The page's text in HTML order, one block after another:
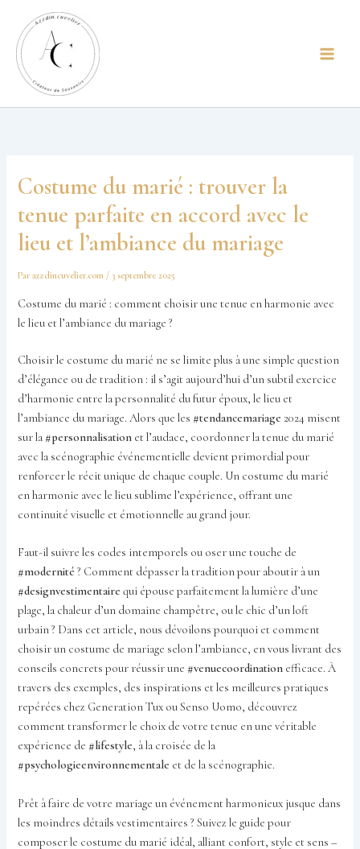
principal
contenu
Costume du marié : trouver la
tenue parfaite en accord avec le
lieu et l’ambiance du mariage
Parazzdincuvelier.com /3 septembre 2025
Costume du marié : comment choisir une tenue en harmonie avec
le lieu et l’ambiance du mariage ?
Choisir le costume du marié ne se limite plus à une simple question
d’élégance ou de tradition : il s’agit aujourd’hui d’un subtil exercice
d’harmonie entre la personnalité du futur époux, le lieu et
l’ambiance du mariage. Alors que les #tendancemariage 2024 misent
sur la #personnalisation et l’audace, coordonner la tenue du marié
avec la scénographie événementielle devient primordial pour
renforcer le récit unique de chaque couple. Un costume du marié
en harmonie avec le lieu sublime l’expérience, offrant une
continuité visuelle et émotionnelle au grand jour.
Faut-il suivre les codes intemporels ou oser une touche de
#modernité ? Comment dépasser la tradition pour aboutir à un
#designvestimentaire qui épouse parfaitement la lumière d’une
plage, la chaleur d’un domaine champêtre, ou le chic d’un loft
urbain ? Dans cet article, nous dévoilons pourquoi et comment
choisir un costume de mariage selon l’ambiance, en vous livrant des
conseils concrets pour réussir une #venuecoordination efficace. À
travers des exemples, des inspirations et les meilleures pratiques
repérées chez Generation Tux ou Senso Uomo, découvrez
comment transformer le choix de votre tenue en une véritable
expérience de #lifestyle, à la croisée de la
#psychologieenvironnementale et de la scénographie.
Prêt à faire de votre mariage un événement harmonieux jusque dans
les moindres détails vestimentaires ? Suivez le guide pour
composer le costume du marié idéal, alliant confort, style et sens –